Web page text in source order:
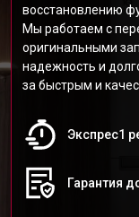
восстановлению
Мы работаем с
оригинальными
надежность и
за быстрым и
Экспрес1
Гарантия